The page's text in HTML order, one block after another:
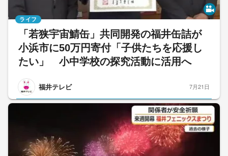
「若狭宇宙鯖缶」共同開発の福井缶詰が
小浜市に50万円寄付「子供たちを応援し
たい」 小中学校の探究活動に活用へ
福井テレビ
ライフ
7月21日